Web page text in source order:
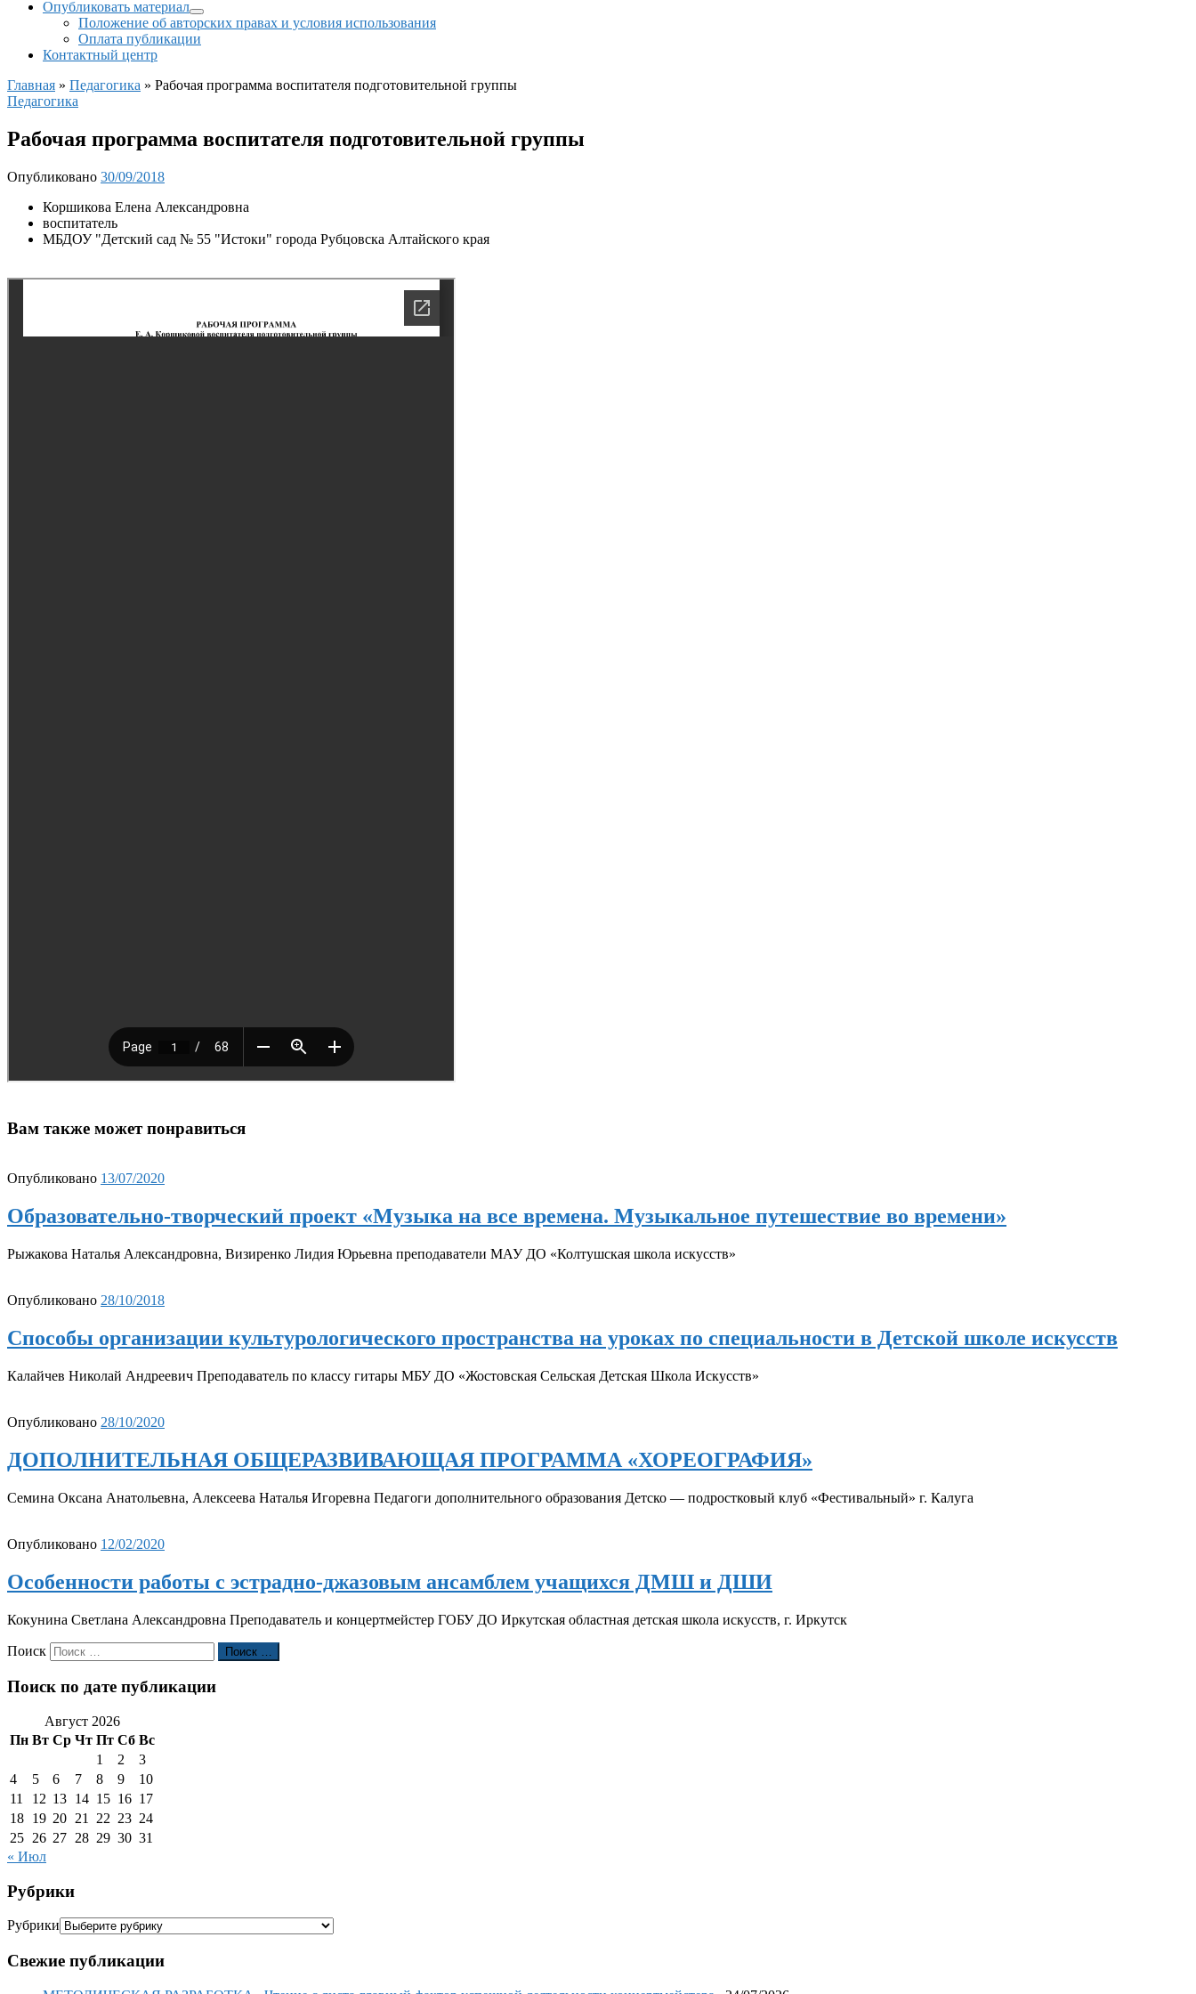
Опубликовать материал
Положение об авторских правах и условия использования
Оплата публикации
Контактный центр
Главная » Педагогика » Рабочая программа воспитателя подготовительной группы
Педагогика
Рабочая программа воспитателя подготовительной группы
Опубликовано 30/09/2018
Коршикова Елена Александровна
воспитатель
МБДОУ "Детский сад № 55 "Истоки" города Рубцовска Алтайского края
Вам также может понравиться
Опубликовано 13/07/2020
Образовательно-творческий проект «Музыка на все времена. Музыкальное путешествие во времени»
Рыжакова Наталья Александровна, Визиренко Лидия Юрьевна преподаватели МАУ ДО «Колтушская школа искусств»
Опубликовано 28/10/2018
Способы организации культурологического пространства на уроках по специальности в Детской школе искусств
Калайчев Николай Андреевич Преподаватель по классу гитары МБУ ДО «Жостовская Сельская Детская Школа Искусств»
Опубликовано 28/10/2020
ДОПОЛНИТЕЛЬНАЯ ОБЩЕРАЗВИВАЮЩАЯ ПРОГРАММА «ХОРЕОГРАФИЯ»
Семина Оксана Анатольевна, Алексеева Наталья Игоревна Педагоги дополнительного образования Детско — подростковый клуб «Фестивальный» г. Калуга
Опубликовано 12/02/2020
Особенности работы с эстрадно-джазовым ансамблем учащихся ДМШ и ДШИ
Кокунина Светлана Александровна Преподаватель и концертмейстер ГОБУ ДО Иркутская областная детская школа искусств, г. Иркутск
Поиск Поиск …
Поиск по дате публикации
Август 2026
Пн Вт Ср Чт Пт Сб Вс
1
2
3
4
5 6 7 8 9
10
11
12 13 14 15 16 17
18 19 20 21 22 23 24
25 26 27 28 29 30 31
« Июл
Рубрики
Рубрики
Свежие публикации